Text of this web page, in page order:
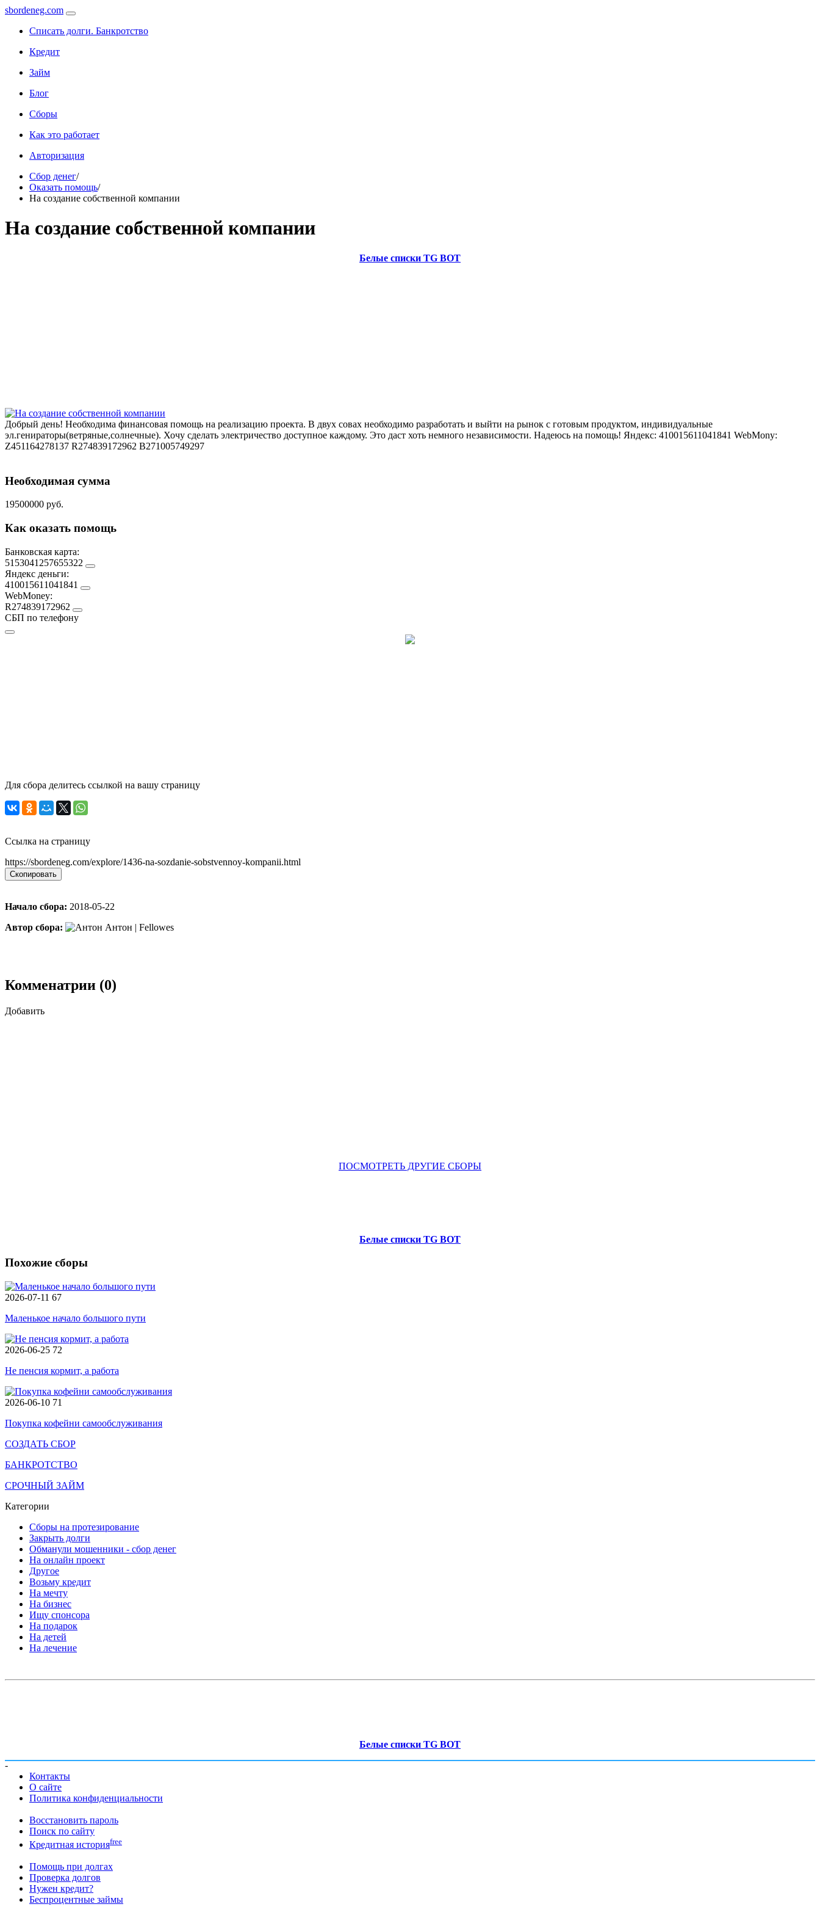
sbordeneg.com
Списать долги. Банкротство
Кредит
Займ
Блог
Сборы
Как это работает
Авторизация
Сбор денег/
Оказать помощь/
На создание собственной компании
На создание собственной компании
Белые списки TG BOT
Добрый день! Необходима финансовая помощь на реализацию проекта. В двух совах необходимо разработать и выйти на рынок с готовым продуктом, индивидуальные
эл.генираторы(ветряные,солнечные). Хочу сделать электричество доступное каждому. Это даст хоть немного независимости. Надеюсь на помощь! Яндекс: 410015611041841 WebMony:
Z451164278137 R274839172962 B271005749297
Необходимая сумма
19500000 руб.
Как оказать помощь
Банковская карта:
5153041257655322
Яндекс деньги:
410015611041841
WebMoney:
R274839172962
СБП по телефону
Для сбора делитесь ссылкой на вашу страницу
Ссылка на страницу
https://sbordeneg.com/explore/1436-na-sozdanie-sobstvennoy-kompanii.html
Скопировать
Начало сбора: 2018-05-22
Автор сбора:
Антон | Fellowes
Комменатрии (0)
Добавить
ПОСМОТРЕТЬ ДРУГИЕ СБОРЫ
Белые списки TG BOT
Похожие сборы
2026-07-11 67
Маленькое начало большого пути
2026-06-25 72
Не пенсия кормит, а работа
2026-06-10 71
Покупка кофейни самообслуживания
СОЗДАТЬ СБОР
БАНКРОТСТВО
СРОЧНЫЙ ЗАЙМ
Категории
Сборы на протезирование
Закрыть долги
Обманули мошенники - сбор денег
На онлайн проект
Другое
Возьму кредит
На мечту
На бизнес
Ищу спонсора
На подарок
На детей
На лечение
Белые списки TG BOT
-
Контакты
О сайте
Политика конфиденциальности
Восстановить пароль
Поиск по сайту
Кредитная историяfree
Помощь при долгах
Проверка долгов
Нужен кредит?
Беспроцентные займы